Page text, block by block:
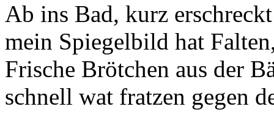
Ab ins Bad, kurz
mein Spiegelbild hat
Frische Brötchen aus der
schnell wat fratzen gegen